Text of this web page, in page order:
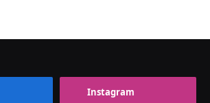
Instagram